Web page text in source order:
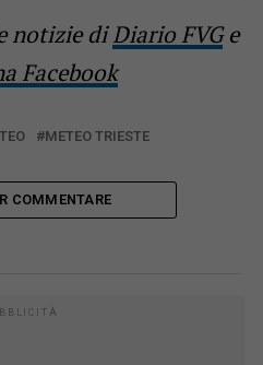
notizie diDiario FVGe
Facebook
METEO TRIESTE
COMMENTARE